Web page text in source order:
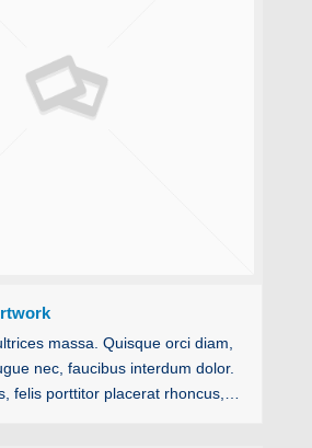
massa. Quisque orci diam,
nec, faucibus interdum dolor.
felis porttitor placerat rhoncus,…